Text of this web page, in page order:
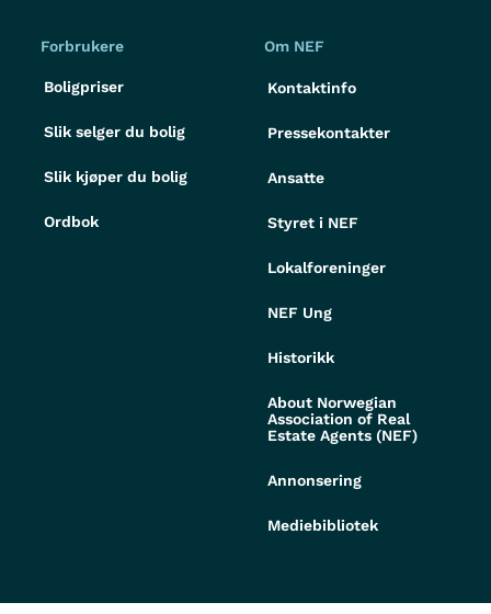
Forbrukere
Boligpriser
Slik selger du bolig
Slik kjøper du bolig
Ordbok
Om NEF
Kontaktinfo
Pressekontakter
Ansatte
Styret i NEF
Lokalforeninger
NEF Ung
Historikk
About Norwegian
Association of Real
Estate Agents (NEF)
Annonsering
Mediebibliotek